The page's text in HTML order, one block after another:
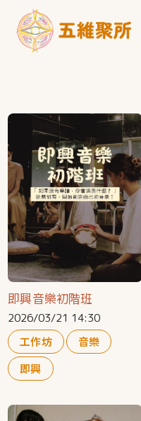
移至主內容
即興音樂初階班
2026/03/21 14:30
工作坊
音樂
即興